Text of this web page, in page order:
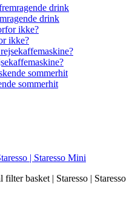
drink
ikke?
sommerhit
| Staresso Mini